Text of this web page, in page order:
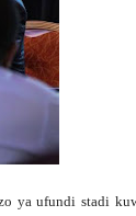
ya ufundi stadi